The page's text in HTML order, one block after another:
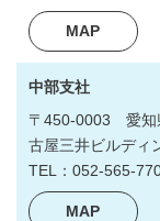
MAP
中部支社
〒450-0003 愛
古屋三井ビルディ
TEL：052-565-
MAP